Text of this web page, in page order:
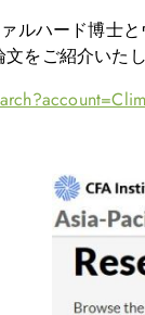
ルハード博士
をご紹介いたし